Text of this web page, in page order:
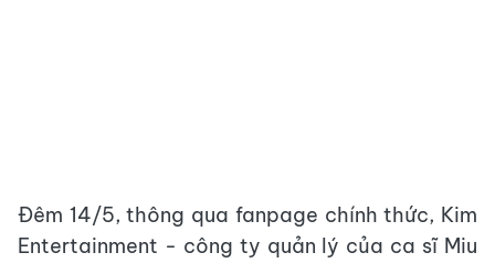
Đêm 14/5, thông qua fanpage chính thức, Kim
Entertainment - công ty quản lý của ca sĩ Miu